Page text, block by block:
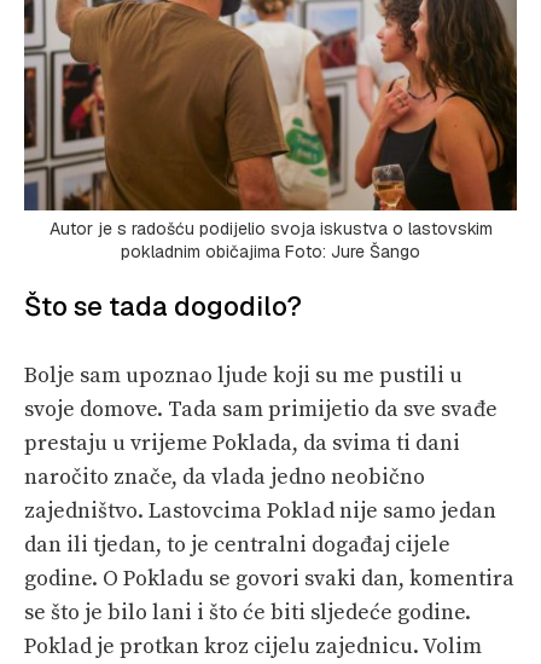
Autor je s radošću podijelio svoja iskustva o lastovskim
pokladnim običajima Foto: Jure Šango
Što se tada dogodilo?
Bolje sam upoznao ljude koji su me pustili u
svoje domove. Tada sam primijetio da sve svađe
prestaju u vrijeme Poklada, da svima ti dani
naročito znače, da vlada jedno neobično
zajedništvo. Lastovcima Poklad nije samo jedan
dan ili tjedan, to je centralni događaj cijele
godine. O Pokladu se govori svaki dan, komentira
se što je bilo lani i što će biti sljedeće godine.
Poklad je protkan kroz cijelu zajednicu. Volim